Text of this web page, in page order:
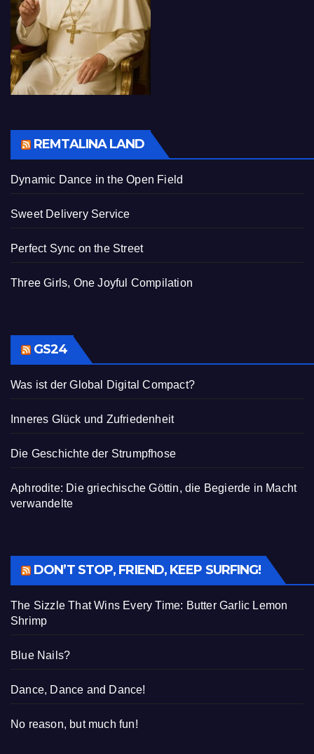
REMTALINA LAND
Dynamic Dance in the Open Field
Sweet Delivery Service
Perfect Sync on the Street
Three Girls, One Joyful Compilation
GS24
Was ist der Global Digital Compact?
Inneres Glück und Zufriedenheit
Die Geschichte der Strumpfhose
Aphrodite: Die griechische Göttin, die Begierde in Macht
verwandelte
DON’T STOP, FRIEND, KEEP SURFING!
The Sizzle That Wins Every Time: Butter Garlic Lemon
Shrimp
Blue Nails?
Dance, Dance and Dance!
No reason, but much fun!